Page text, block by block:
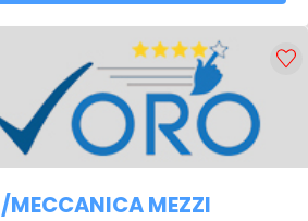
MEZZI